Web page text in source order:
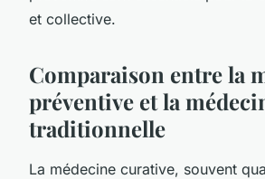
et collective.
Comparaison entre la
préventive et la
traditionnelle
La médecine curative, souvent